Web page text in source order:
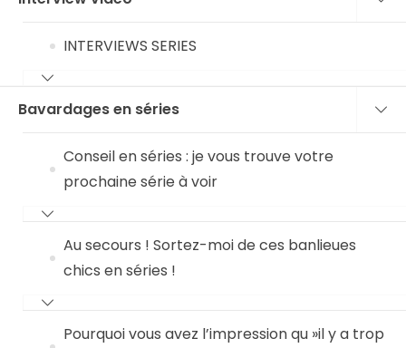
INTERVIEWS SERIES
Bavardages en séries
Conseil en séries : je vous trouve votre
prochaine série à voir
Au secours ! Sortez-moi de ces banlieues
chics en séries !
Pourquoi vous avez l’impression qu »il y a trop